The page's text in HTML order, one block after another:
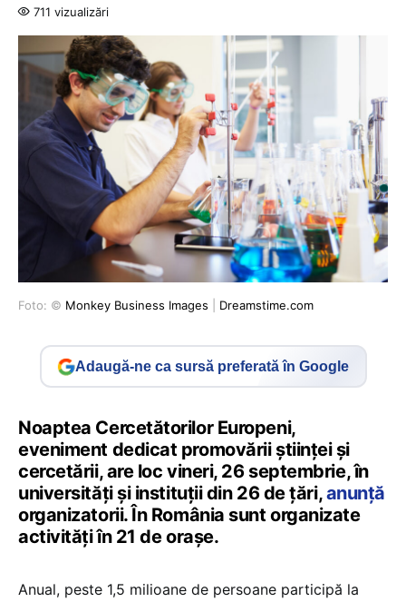
711 vizualizări
Foto: © Monkey Business Images Dreamstime.com
Adaugă-ne ca sursă preferată în Google
Noaptea Cercetătorilor Europeni,
eveniment dedicat promovării științei și
cercetării, are loc vineri, 26 septembrie, în
universități și instituții din 26 de țări,anunță
organizatorii. În România sunt organizate
activități în 21 de orașe.
Anual, peste 1,5 milioane de persoane participă la